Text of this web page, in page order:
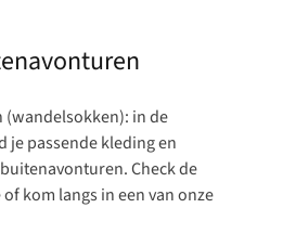
(wandelsokken): in de
je passende kleding en
Check de
ofkom langs in een van onze